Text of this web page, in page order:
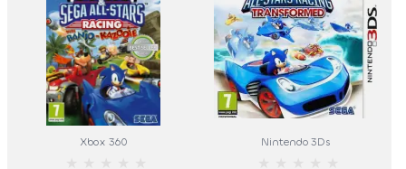
Xbox 360 Nintendo 3Ds